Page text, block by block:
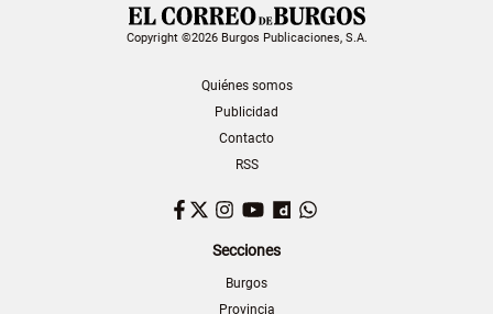
Copyright ©2026 Burgos Publicaciones, S.A.
Quiénes somos
Publicidad
Contacto
RSS
Facebook
TwitterInstagram
YouTubeDailymotion
Secciones
Burgos
Provincia